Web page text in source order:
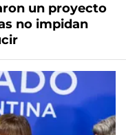
un proyecto
no impidan